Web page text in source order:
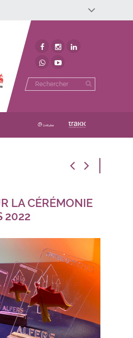
économique
territorial
LA CÉRÉMONIE
2022